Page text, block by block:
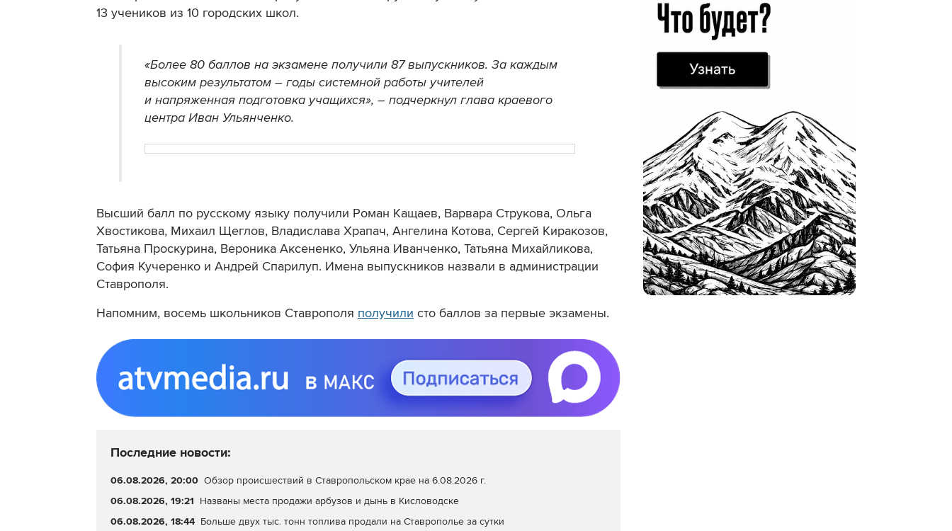
13 учеников из 10 городских школ.
«Более 80 баллов на экзамене получили 87 выпускников. За каждым
высоким результатом – годы системной работы учителей
и напряженная подготовка учащихся», – подчеркнул глава краевого
центра Иван Ульянченко.
Высший балл по русскому языку получили Роман Кащаев, Варвара Струкова, Ольга
Хвостикова, Михаил Щеглов, Владислава Храпач, Ангелина Котова, Сергей Киракозов,
Татьяна Проскурина, Вероника Аксененко, Ульяна Иванченко, Татьяна Михайликова,
София Кучеренко и Андрей Спарилуп. Имена выпускников назвали в администрации
Ставрополя.
Напомним, восемь школьников Ставрополя получили сто баллов за первые экзамены.
Последние новости:
06.08.2026, 20:00 Обзор происшествий в Ставропольском крае на 6.08.2026 г.
06.08.2026, 19:21 Названы места продажи арбузов и дынь в Кисловодске
06.08.2026, 18:44 Больше двух тыс. тонн топлива продали на Ставрополье за сутки